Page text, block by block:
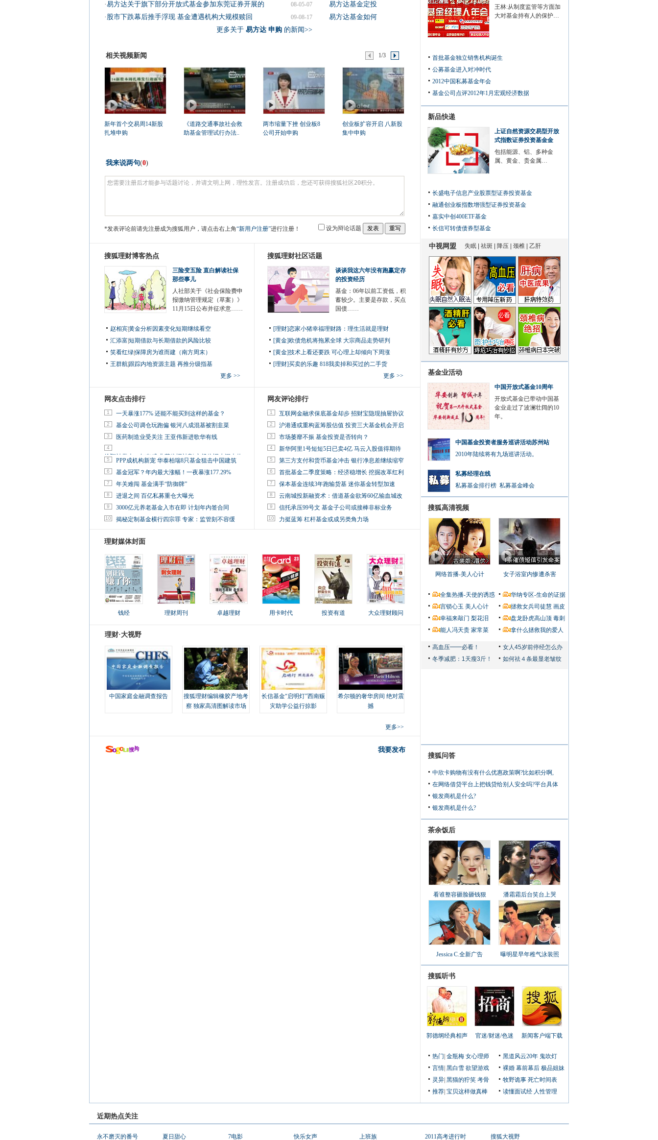
08-05-07
·易方达关于旗下部分开放式基金参加东莞证券开展的
09-08-17
· 股市下跌幕后推手浮现 基金遭遇机构大规模赎回
更多关于 易方达 申购的新闻>>
易方达基金定投
易方达基金如何
相关视频新闻 1/3
新年首个交易周14新股
扎堆申购
《道路交通事故社会救
助基金管理试行办法..
两市缩量下挫 创业板8
公司开始申购
创业板扩容开启 八新股
集中申购
我来说两句(0)
*发表评论前请先注册成为搜狐用户，请点击右上角“新用户注册”进行注册！ 设为辩论话题
搜狐理财博客热点
三险变五险 直白解读社保
那些事儿
人社部关于《社会保险费申
报缴纳管理规定（草案）》
11月15日公布并征求意……
赵相宾黄金分析因素变化短期继续看空
汇添富 短期借款与长期借款的风险比较
笑看红绿保障房为谁而建（南方周末）
王群航跟踪内地资源主题 再推分级指基
更多 >>
搜狐理财社区话题
谈谈我这六年没有跑赢定存
的投资经历
基金：06年以前工资低，积
蓄较少。主要是存款，买点
国债……
[理财]恋家小猪幸福理财路：理生活就是理财
[黄金]欧债危机将拖累全球 大宗商品走势研判
[黄金]技术上看还要跌 可心理上却倾向下周涨
[理财]买卖的乐趣 818我卖掉和买过的二手货
更多 >>
网友点击排行
1 一天暴涨177% 还能不能买到这样的基金？
2 基金公司调仓玩跑偏 银河八成混基被割韭菜
3 医药制造业受关注 王亚伟新进歌华有线
4
徐翔被带走一年有感:韭菜依旧被割 市场依旧水深火热
5 PPP成机构新宠 华泰柏瑞8只基金狙击中国建筑
6 基金冠军？年内最大涨幅！一夜暴涨177.29%
7 年关难闯 基金满手“防御牌”
8 进退之间 百亿私募重仓大曝光
9 3000亿元养老基金入市在即 计划年内签合同
10 揭秘定制基金横行四宗罪 专家：监管刻不容缓
网友评论排行
1 互联网金融求保底基金却步 招财宝隐现抽屉协议
2 沪港通或重构蓝筹股估值 投资三大基金机会开启
3 市场萎靡不振 基金投资是否转向？
4 新华阿里1号短短5日已卖4亿 马云入股值得期待
5 第三方支付和货币基金冲击 银行净息差继续缩窄
6 首批基金二季度策略：经济稳增长 挖掘改革红利
7 保本基金连续3年跑输货基 迷你基金转型加速
8 云南城投新融资术：借道基金欲筹60亿输血城改
9 信托承压99号文 基金子公司或接棒非标业务
10 力挺蓝筹 杠杆基金或成另类角力场
理财媒体封面
钱经 理财周刊 卓越理财 用卡时代 投资有道 大众理财顾问
理财·大视野
中国家庭金融调查报告
搜狐理财编辑橡胶产地考
察 独家高清图解读市场
长信基金“启明灯”西南赈
灾助学公益行掠影
希尔顿的奢华房间 绝对震
撼
更多>>
我要发布
王林:从制度监管等方面加
大对基金持有人的保护…
首批基金独立销售机构诞生
公募基金进入对冲时代
2012中国私募基金年会
基金公司点评2012年1月宏观经济数据
新品快递
上证自然资源交易型开放
式指数证券投资基金金
包括能源、铝、多种金
属、黄金、贵金属…
长盛电子信息产业股票型证券投资基金
融通创业板指数增强型证券投资基金
嘉实中创400ETF基金
长信可转债债券型基金
基金业活动
中国开放式基金10周年
开放式基金已带动中国基
金业走过了波澜壮阔的10
年。
中国基金投资者服务巡讲活动苏州站
2010年陆续将有九场巡讲活动。
私募经理在线
私募基金排行榜 私募基金峰会
搜狐高清视频
网络首播-美人心计 女子浴室内惨遭杀害
全集热播-天使的诱惑
华纳专区-生命的证据
宫锁心玉 美人心计 拯救女兵司徒慧 画皮
幸福来敲门 梨花泪 盘龙卧虎高山顶 毒刺
能人冯天贵 家常菜 拿什么拯救我的爱人
搜狐问答
中欣卡购物有没有什么优惠政策啊?比如积分啊,
在网络借贷平台上把钱贷给别人安全吗?平台具体
银发商机是什么?
银发商机是什么?
茶余饭后
看谁整容砸脸砸钱狠 潘霜霜后台笑台上哭
Jessica C.全新广告 曝明星早年稚气泳装照
搜狐听书
郭德纲经典相声 官迷/财迷/色迷 新闻客户端下载
热门 金瓶梅 女心理师 黑道风云20年 鬼吹灯
言情 黑白雪 欲望游戏 裸婚 幕前幕后 极品姐妹
灵异 黑猫的狞笑 考骨 牧野诡事 死亡时间表
推荐 宝贝这样做真棒 读懂面试经 人性管理
近期热点关注
永不磨灭的番号 夏日甜心 7电影 快乐女声 上班族 2011高考进行时 搜狐大视野